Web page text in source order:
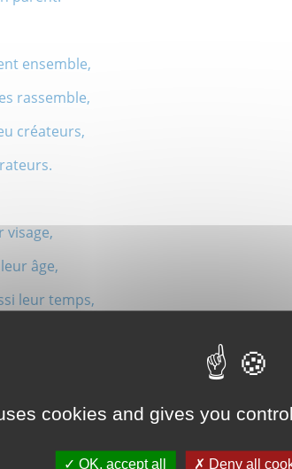
ensemble,
rassemble,
créateurs,
visage,
âge,
leur temps,
famille,
;
cookies and gives you
OK, accept all Deny all